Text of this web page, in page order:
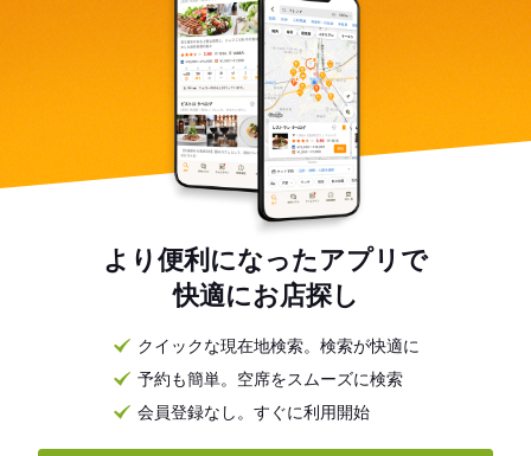
より便利になったアプリで
快適にお店探し
クイックな現在地検索。検索が快適に
予約も簡単。空席をスムーズに検索
会員登録なし。すぐに利用開始